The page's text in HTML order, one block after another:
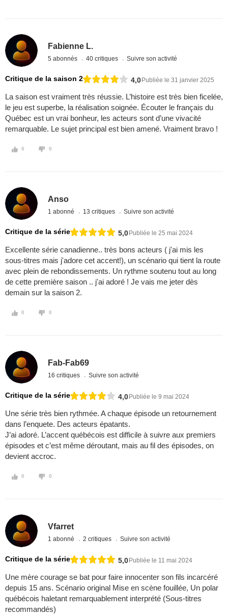
Fabienne L.
5 abonnés 40 critiques Suivre son activité
Critique de la saison 2 4,0 Publiée le 31 janvier 2025
La saison est vraiment très réussie. L’histoire est très bien ficelée,
le jeu est superbe, la réalisation soignée. Écouter le français du
Québec est un vrai bonheur, les acteurs sont d’une vivacité
remarquable. Le sujet principal est bien amené. Vraiment bravo !
0 0
Anso
1 abonné 13 critiques Suivre son activité
Critique de la série 5,0 Publiée le 25 mai 2024
Excellente série canadienne.. très bons acteurs ( j'ai mis les
sous-titres mais j'adore cet accent!), un scénario qui tient la route
avec plein de rebondissements. Un rythme soutenu tout au long
de cette première saison .. j'ai adoré ! Je vais me jeter dès
demain sur la saison 2.
0 0
Fab-Fab69
16 critiques Suivre son activité
Critique de la série 4,0 Publiée le 9 mai 2024
Une série très bien rythmée. A chaque épisode un retournement
dans l’enquete. Des acteurs épatants.
J’ai adoré. L’accent québécois est difficile à suivre aux premiers
épisodes et c’est même déroutant, mais au fil des épisodes, on
devient accroc.
0 0
Vfarret
1 abonné 2 critiques Suivre son activité
Critique de la série 5,0 Publiée le 11 mai 2024
Une mère courage se bat pour faire innocenter son fils incarcéré
depuis 15 ans. Scénario original Mise en scène fouillée, Un polar
québécois haletant remarquablement interprété (Sous-titres
recommandés)